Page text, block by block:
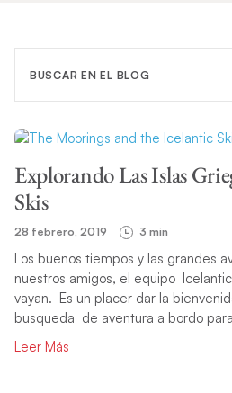
Explorando Las Islas
Skis
28 febrero, 2019 3 min
Los buenos tiempos y las grandes
nuestros amigos, el equipo
vayan. Es un placer dar la
busqueda de aventura a bordo
Leer Más
BUSCAR EN EL BLOG
FILTRAR CATEGORÍA